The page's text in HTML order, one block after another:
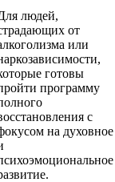
людей,
от
или
готовы
программу
с
на духовное